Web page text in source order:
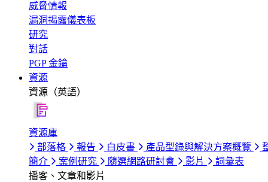
威脅情報
漏洞揭露儀表板
研究
對話
PGP 金鑰
資源
資源（英語）
資源庫
部落格
報告 白皮書 產品型錄與解決方案概覽
簡介
案例研究 隨選網路研討會 影片
詞彙表
播客、文章和影片